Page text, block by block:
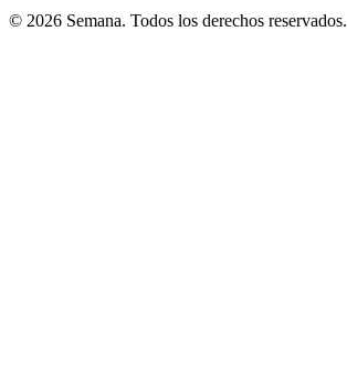
© 2026 Semana. Todos los derechos reservados.